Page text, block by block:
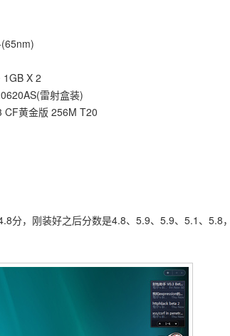
X 2
雷射盒装)
黄金版 256M T20
，刚装好之后分数是4.8、5.9、5.9、5.1、5.8